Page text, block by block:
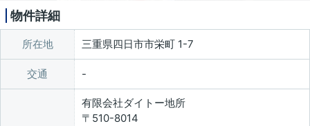
物件詳細
所在地 三重県四日市市栄町 1-7
交通
有限会社ダイトー地所
〒510-8014